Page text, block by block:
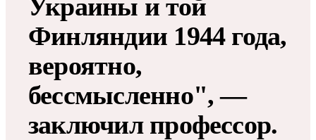
Украины и той
Финляндии 1944 года,
вероятно,
бессмысленно", —
заключил профессор.